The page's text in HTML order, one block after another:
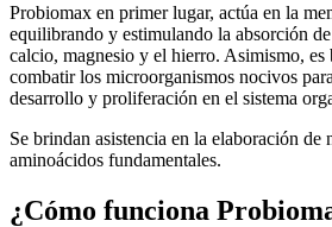
Probiomax en primer lugar, actúa en la
equilibrando y estimulando la absorción
calcio, magnesio y el hierro. Asimismo, es
combatir los microorganismos nocivos
desarrollo y proliferación en el sistema
Se brindan asistencia en la elaboración de
aminoácidos fundamentales.
¿Cómo funciona